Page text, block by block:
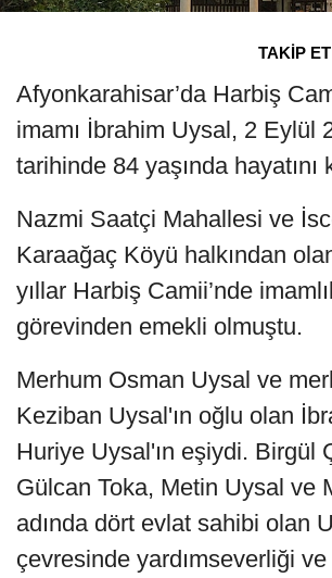
TAKİP ET
Afyonkarahisar’da Harbiş
imamı İbrahim Uysal, 2 Eylül
tarihinde 84 yaşında hayatını
Nazmi Saatçi Mahallesi ve
Karaağaç Köyü halkından
yıllar Harbiş Camii’nde
görevinden emekli olmuştu.
Merhum Osman Uysal ve
Keziban Uysal'ın oğlu olan
Huriye Uysal'ın eşiydi. Birgül
Gülcan Toka, Metin Uysal ve
adında dört evlat sahibi olan
çevresinde yardımseverliği